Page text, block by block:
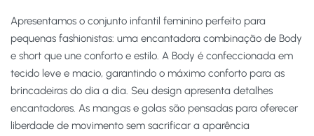
Apresentamos o conjunto infantil feminino perfeito para
pequenas fashionistas: uma encantadora combinação de Body
e short que une conforto e estilo. A Body é confeccionada em
tecido leve e macio, garantindo o máximo conforto para as
brincadeiras do dia a dia. Seu design apresenta detalhes
encantadores. As mangas e golas são pensadas para oferecer
liberdade de movimento sem sacrificar a aparência